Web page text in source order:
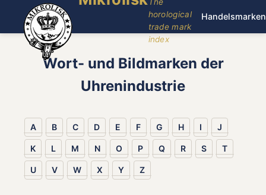
horological
trade mark
index
Handelsmarken
Wort- und Bildmarken der
Uhrenindustrie
A B C D E F G H I J
K L M N O P Q R S T
U V W X Y Z